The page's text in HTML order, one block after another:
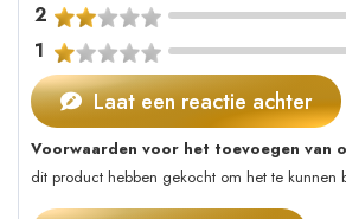
2
1
Laat een reactie achter
Voorwaarden voor het toevoegen van
dit product hebben gekocht om het te kunnen